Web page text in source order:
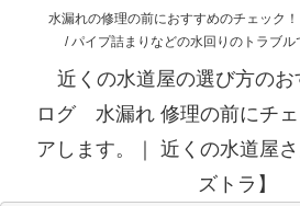
水漏れの修理の前におすすめのチェック
/ パイプ詰まりなどの水回りのトラブ
近くの水道屋の選び方の
ログ 水漏れ 修理の前にチ
アします。｜ 近くの水道屋
ズトラ】